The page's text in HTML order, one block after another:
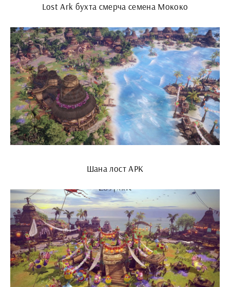
Lost Ark бухта смерча семена Мококо
Шана лост АРК